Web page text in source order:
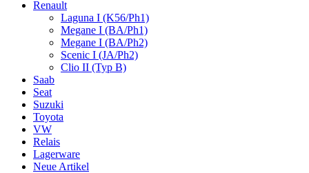
Renault
Laguna I (K56/Ph1)
Megane I (BA/Ph1)
Megane I (BA/Ph2)
Scenic I (JA/Ph2)
Clio II (Typ B)
Saab
Seat
Suzuki
Toyota
VW
Relais
Lagerware
Neue Artikel